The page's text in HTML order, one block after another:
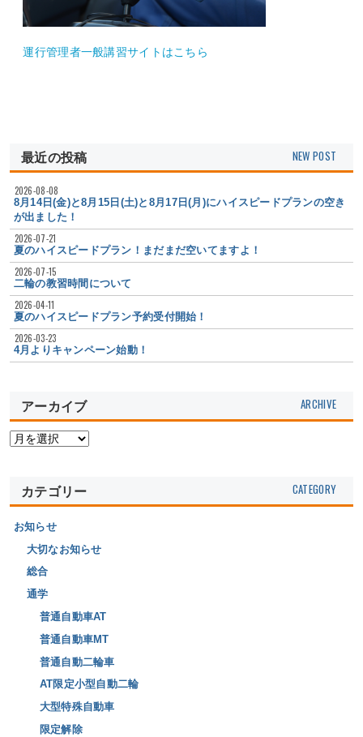
運行管理者一般講習サイトはこちら
最近の投稿
8月14日(金)と8月15日(土)と8月17日(月)にハイスピードプランの空き
が出ました！
2026-08-08
夏のハイスピードプラン！まだまだ空いてますよ！
2026-07-21
二輪の教習時間について
2026-07-15
夏のハイスピードプラン予約受付開始！
2026-04-11
4月よりキャンペーン始動！
2026-03-23
アーカイブ
カテゴリー
お知らせ
大切なお知らせ
総合
通学
普通自動車AT
普通自動車MT
普通自動二輪車
AT限定小型自動二輪
大型特殊自動車
限定解除